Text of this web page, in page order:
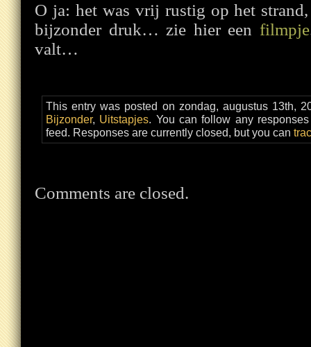
O ja: het was vrij rustig op het
bijzonder druk… zie hier een filmpje
valt…
This entry was posted on zondag, augustus 13th,
Bijzonder, Uitstapjes. You can follow any
feed. Responses are currently closed, but you can
Comments are closed.